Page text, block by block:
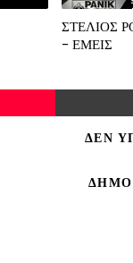
ΣΤΕΛΙΟΣ
- ΕΜΕΙΣ
ΔΕΝ